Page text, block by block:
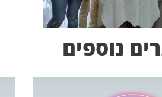
נוספים